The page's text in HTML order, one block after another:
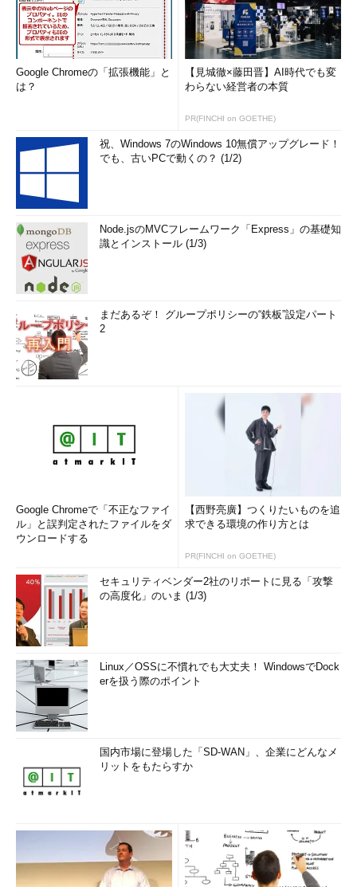
Google Chromeの「拡張機能」と
は？
【見城徹×藤田晋】AI時代でも変
わらない経営者の本質
PR(FINCHI on GOETHE)
祝、Windows 7のWindows 10無償アップグレード！
でも、古いPCで動くの？ (1/2)
Node.jsのMVCフレームワーク「Express」の基礎知
識とインストール (1/3)
まだあるぞ！ グループポリシーの“鉄板”設定パート
2
Google Chromeで「不正なファイ
ル」と誤判定されたファイルをダ
ウンロードする
【西野亮廣】つくりたいものを追
求できる環境の作り方とは
PR(FINCHI on GOETHE)
セキュリティベンダー2社のリポートに見る「攻撃
の高度化」のいま (1/3)
Linux／OSSに不慣れでも大丈夫！ WindowsでDock
erを扱う際のポイント
国内市場に登場した「SD-WAN」、企業にどんなメ
リットをもたらすか